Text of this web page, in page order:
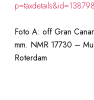
p=taxdetails&id=138798
Foto A: off Gran
mm. NMR 17730 –
Roterdam